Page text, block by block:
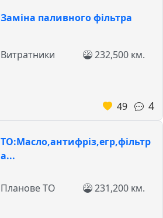
Заміна паливного фільтра
Витратники 232,500 км.
49 4
ТО:Масло,антифріз,егр,фільтр
а...
Планове ТО 231,200 км.